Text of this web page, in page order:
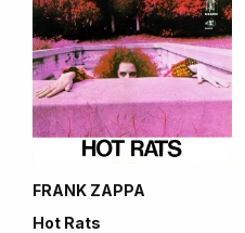
FRANK ZAPPA
Hot Rats